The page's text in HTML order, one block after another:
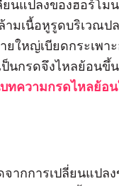
ยนแปลงของฮอร์โม
มเนื้อหูรูดบริเวณป
ใหญ่เบียดกระเพา
นกรดจึงไหลย้อนขึ้
ทความกรดไหลย้อ
จากการเปลี่ยนแปล